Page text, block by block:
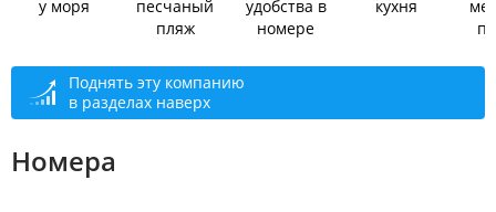
у моря
песчаный
пляж
удобства в
номере
кухня
Поднять эту компанию
в разделах наверх
Номера